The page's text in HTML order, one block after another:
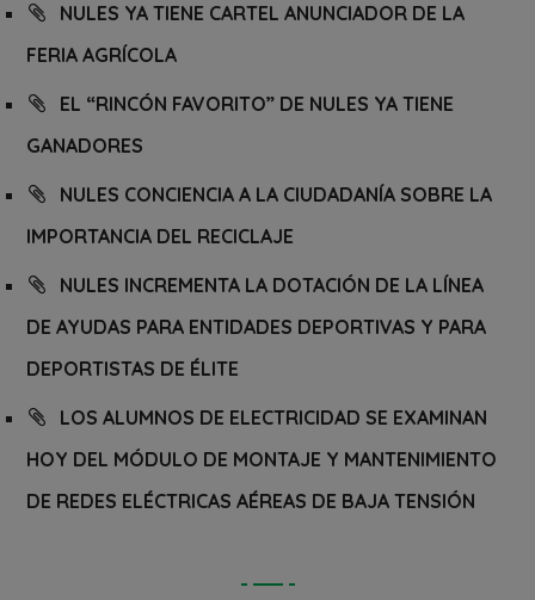
NULES YA TIENE CARTEL ANUNCIADOR DE LA
FERIA AGRÍCOLA
EL “RINCÓN FAVORITO” DE NULES YA TIENE
GANADORES
NULES CONCIENCIA A LA CIUDADANÍA SOBRE LA
IMPORTANCIA DEL RECICLAJE
NULES INCREMENTA LA DOTACIÓN DE LA LÍNEA
DE AYUDAS PARA ENTIDADES DEPORTIVAS Y PARA
DEPORTISTAS DE ÉLITE
LOS ALUMNOS DE ELECTRICIDAD SE EXAMINAN
HOY DEL MÓDULO DE MONTAJE Y MANTENIMIENTO
DE REDES ELÉCTRICAS AÉREAS DE BAJA TENSIÓN